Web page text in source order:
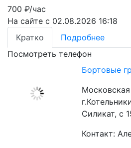
700 ₽/час
На сайте с 02.08.2026 16:18
Кратко
Подробнее
Посмотреть телефон
Бортовые
Силикат, с
Контакт: